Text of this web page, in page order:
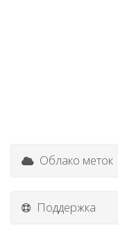
Облако меток
Поддержка